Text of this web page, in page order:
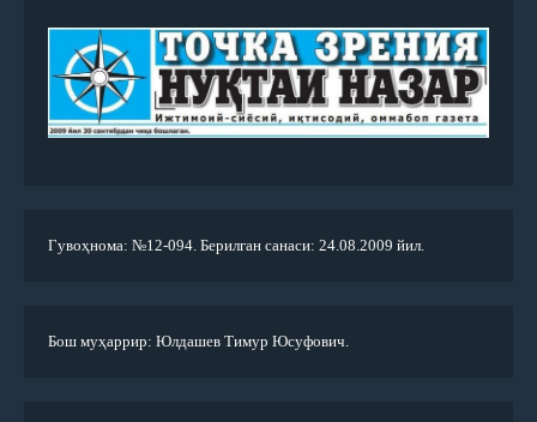
Гувоҳнома: №12-094. Берилган санаси: 24.08.2009 йил.
Бош муҳаррир: Юлдашев Тимур Юсуфович.